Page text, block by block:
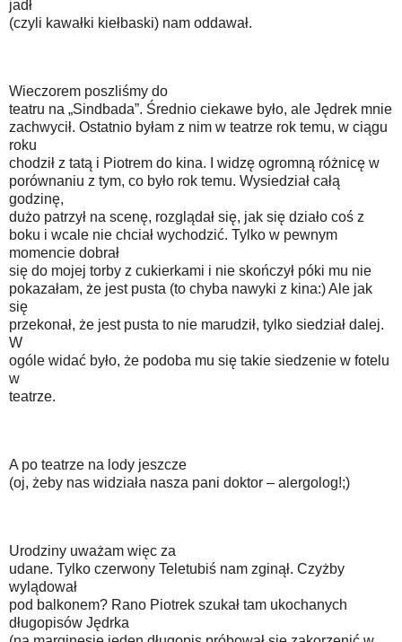
jadł
(czyli kawałki kiełbaski) nam oddawał.
Wieczorem poszliśmy do
teatru na „Sindbada”. Średnio ciekawe było, ale Jędrek mnie
zachwycił. Ostatnio byłam z nim w teatrze rok temu, w ciągu
roku
chodził z tatą i Piotrem do kina. I widzę ogromną różnicę w
porównaniu z tym, co było rok temu. Wysiedział całą
godzinę,
dużo patrzył na scenę, rozglądał się, jak się działo coś z
boku i wcale nie chciał wychodzić. Tylko w pewnym
momencie dobrał
się do mojej torby z cukierkami i nie skończył póki mu nie
pokazałam, że jest pusta (to chyba nawyki z kina:) Ale jak
się
przekonał, że jest pusta to nie marudził, tylko siedział dalej.
W
ogóle widać było, że podoba mu się takie siedzenie w fotelu
w
teatrze.
A po teatrze na lody jeszcze
(oj, żeby nas widziała nasza pani doktor – alergolog!;)
Urodziny uważam więc za
udane. Tylko czerwony Teletubiś nam zginął. Czyżby
wylądował
pod balkonem? Rano Piotrek szukał tam ukochanych
długopisów Jędrka